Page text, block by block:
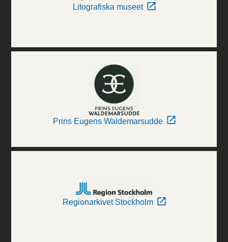
Litografiska museet
Prins Eugens Waldemarsudde
Regionarkivet Stockholm